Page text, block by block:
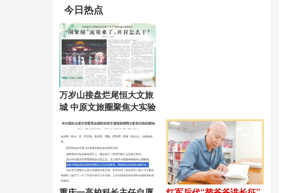
今日热点
万岁山接盘烂尾恒大文旅
城 中原文旅圈聚焦大实验